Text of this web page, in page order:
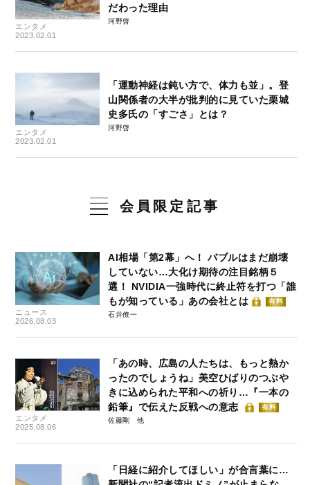
エンタメ
2023.02.01
だわった理由
河野啓
エンタメ
2023.02.01
「運動神経は鈍い方で、体力も並」。登
山関係者の大半が批判的に見ていた栗城
史多氏の「すごさ」とは？
河野啓
会員限定記事
ニュース
2026.08.03
AI相場「第2幕」へ！ バブルはまだ崩壊
していない…大化け期待の注目銘柄５
選！ NVIDIA一強時代に終止符を打つ「誰
もが知っている」あの会社とは
有料
石井僚一
エンタメ
2025.08.06
「あの時、広島の人たちは、もっと熱か
ったのでしょうね」美空ひばりのつぶや
きに込められた平和への祈り…『一本の
鉛筆』で伝えた反戦への意志
有料
佐藤剛
「日経に紹介してほしい」が合言葉に…